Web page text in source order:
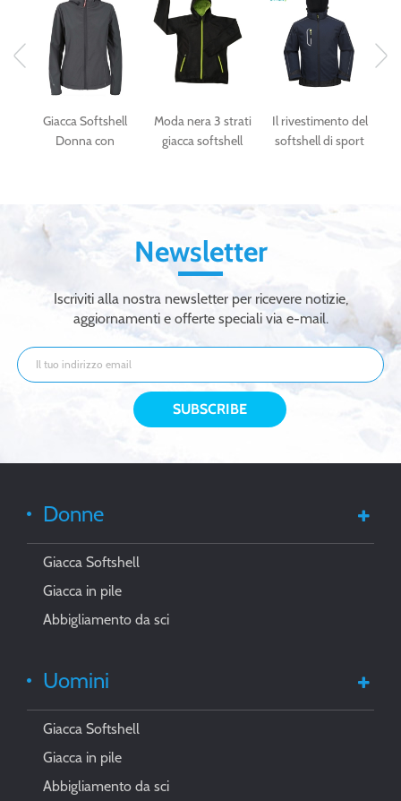
Giacca Softshell
Donna con
Moda nera 3 strati
giacca softshell
Il rivestimento del
softshell di sport
modo
Newsletter
Iscriviti alla nostra newsletter per ricevere notizie,
aggiornamenti e offerte speciali via e-mail.
Donne
Giacca Softshell
Giacca in pile
Abbigliamento da sci
Uomini
Giacca Softshell
Giacca in pile
Abbigliamento da sci